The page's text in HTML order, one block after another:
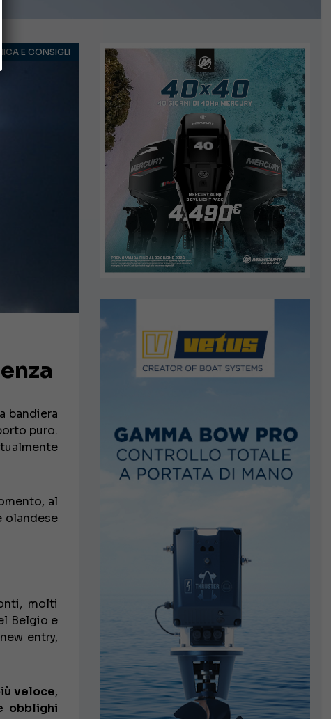
E CONSIGLI
bandiera
puro.
al
olandese
molti
Belgio e
entry,
veloce,
obblighi